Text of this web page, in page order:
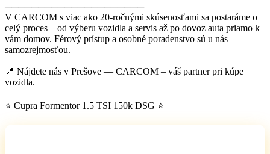
─────────────────────
V CARCOM s viac ako 20-ročnými skúsenosťami sa postaráme o
celý proces – od výberu vozidla a servis až po dovoz auta priamo k
vám domov. Férový prístup a osobné poradenstvo sú u nás
samozrejmosťou.
📍 Nájdete nás v Prešove — CARCOM – váš partner pri kúpe
vozidla.
⭐ Cupra Formentor 1.5 TSI 150k DSG ⭐